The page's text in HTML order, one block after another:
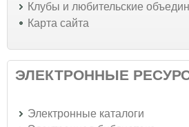
Клубы и любительские
Карта сайта
ЭЛЕКТРОННЫЕ
Электронные каталоги